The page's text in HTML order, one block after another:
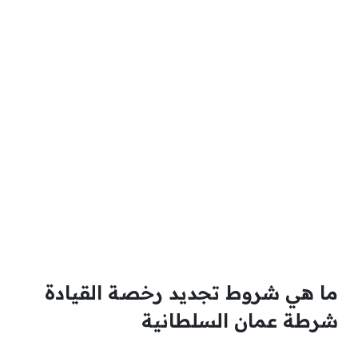
ما هي شروط تجديد رخصة القيادة
شرطة عمان السلطانية